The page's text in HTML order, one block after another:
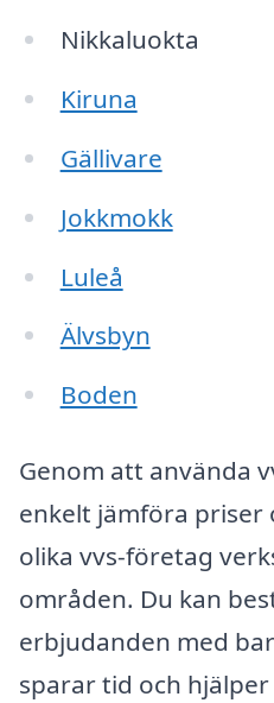
Nikkaluokta
Kiruna
Gällivare
Jokkmokk
Luleå
Älvsbyn
Boden
Genom att använda
enkelt jämföra priser
olika vvs-företag
områden. Du kan
erbjudanden med
sparar tid och